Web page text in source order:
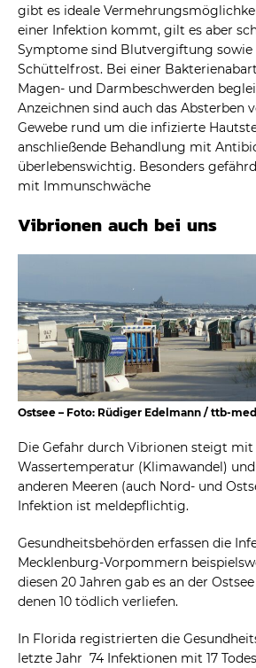
gibt es ideale
einer Infektion kommt, gilt es aber
Symptome sind Blutvergiftung sowie
Schüttelfrost. Bei einer
Magen- und Darmbeschwerden
Anzeichnen sind auch das Absterben
Gewebe rund um die infizierte
anschließende Behandlung mit
überlebenswichtig. Besonders
mit Immunschwäche
Vibrionen auch bei uns
Ostsee – Foto: Rüdiger Edelmann / ttb-
Die Gefahr durch Vibrionen steigt mit
Wassertemperatur (Klimawandel)
anderen Meeren (auch Nord- und
Infektion ist meldepflichtig.
Gesundheitsbehörden erfassen die
Mecklenburg-Vorpommern
diesen 20 Jahren gab es an der
denen 10 tödlich verliefen.
In Florida registrierten die
letzte Jahr 74 Infektionen mit 17